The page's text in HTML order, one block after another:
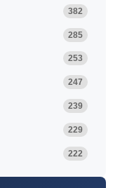
382
285
253
247
239
229
222